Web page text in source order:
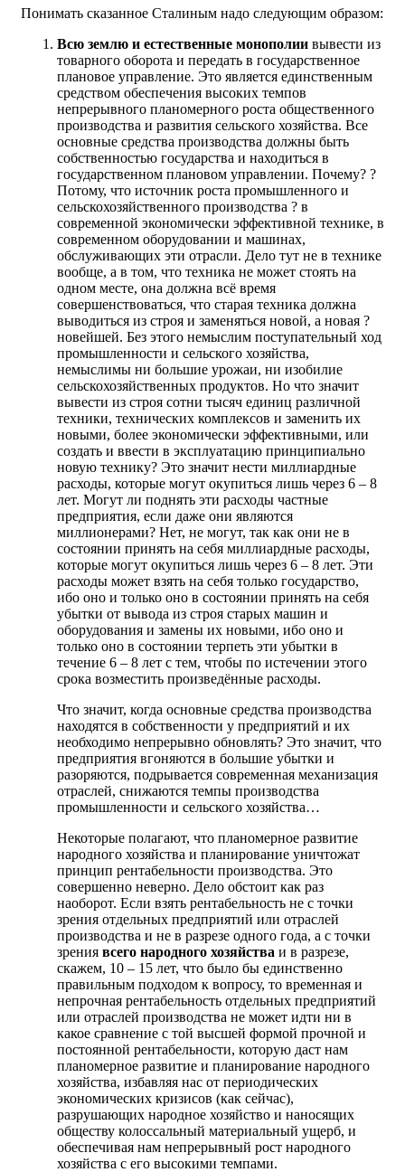
Понимать сказанное Сталиным надо следующим образом:
Всю землю и естественные монополии вывести из
товарного оборота и передать в государственное
плановое управление. Это является единственным
средством обеспечения высоких темпов
непрерывного планомерного роста общественного
производства и развития сельского хозяйства. Все
основные средства производства должны быть
собственностью государства и находиться в
государственном плановом управлении. Почему? ?
Потому, что источник роста промышленного и
сельскохозяйственного производства ? в
современной экономически эффективной технике, в
современном оборудовании и машинах,
обслуживающих эти отрасли. Дело тут не в технике
вообще, а в том, что техника не может стоять на
одном месте, она должна всё время
совершенствоваться, что старая техника должна
выводиться из строя и заменяться новой, а новая ?
новейшей. Без этого немыслим поступательный ход
промышленности и сельского хозяйства,
немыслимы ни большие урожаи, ни изобилие
сельскохозяйственных продуктов. Но что значит
вывести из строя сотни тысяч единиц различной
техники, технических комплексов и заменить их
новыми, более экономически эффективными, или
создать и ввести в эксплуатацию принципиально
новую технику? Это значит нести миллиардные
расходы, которые могут окупиться лишь через 6 – 8
лет. Могут ли поднять эти расходы частные
предприятия, если даже они являются
миллионерами? Нет, не могут, так как они не в
состоянии принять на себя миллиардные расходы,
которые могут окупиться лишь через 6 – 8 лет. Эти
расходы может взять на себя только государство,
ибо оно и только оно в состоянии принять на себя
убытки от вывода из строя старых машин и
оборудования и замены их новыми, ибо оно и
только оно в состоянии терпеть эти убытки в
течение 6 – 8 лет с тем, чтобы по истечении этого
срока возместить произведённые расходы.
Что значит, когда основные средства производства
находятся в собственности у предприятий и их
необходимо непрерывно обновлять? Это значит, что
предприятия вгоняются в большие убытки и
разоряются, подрывается современная механизация
отраслей, снижаются темпы производства
промышленности и сельского хозяйства…
Некоторые полагают, что планомерное развитие
народного хозяйства и планирование уничтожат
принцип рентабельности производства. Это
совершенно неверно. Дело обстоит как раз
наоборот. Если взять рентабельность не с точки
зрения отдельных предприятий или отраслей
производства и не в разрезе одного года, а с точки
зрения всего народного хозяйства и в разрезе,
скажем, 10 – 15 лет, что было бы единственно
правильным подходом к вопросу, то временная и
непрочная рентабельность отдельных предприятий
или отраслей производства не может идти ни в
какое сравнение с той высшей формой прочной и
постоянной рентабельности, которую даст нам
планомерное развитие и планирование народного
хозяйства, избавляя нас от периодических
экономических кризисов (как сейчас),
разрушающих народное хозяйство и наносящих
обществу колоссальный материальный ущерб, и
обеспечивая нам непрерывный рост народного
хозяйства с его высокими темпами.